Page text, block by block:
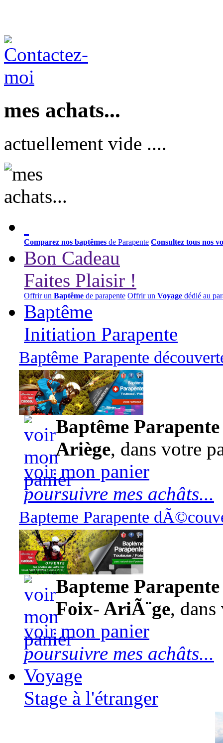
mes achats...
actuellement vide ....
Comparez nos baptêmes de Parapente Consultez tous nos
Bon Cadeau
Faites Plaisir !
Offrir un Baptême de parapente Offrir un Voyage dédié au
Baptême
Initiation Parapente
Baptême Parapente
95,00 euros
Baptême
Ariège, dans votre
voir mon panier
poursuivre mes achâts...
Bapteme Parapente
140,00 euros
Bapteme
Foix- AriÃ¨ge,
voir mon panier
poursuivre mes achâts...
Voyage
Stage à l'étranger